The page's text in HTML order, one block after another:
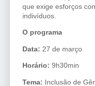
que exige esforços
indivíduos.
O programa
Data: 27 de março
Horário: 9h30min
Tema: Inclusão de